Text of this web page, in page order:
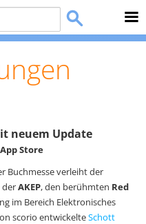
neuem Update
Store
Buchmesse verleiht der
derAKEP, den berühmten Red
im Bereich Elektronisches
scorio entwickelteSchott